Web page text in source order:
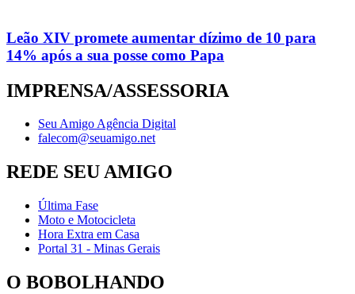
Leão XIV promete aumentar dízimo de 10 para
14% após a sua posse como Papa
IMPRENSA/ASSESSORIA
Seu Amigo Agência Digital
falecom@seuamigo.net
REDE SEU AMIGO
Última Fase
Moto e Motocicleta
Hora Extra em Casa
Portal 31 - Minas Gerais
O BOBOLHANDO